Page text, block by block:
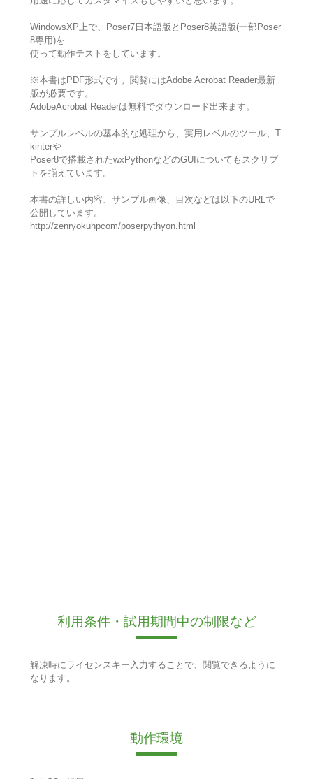
WindowsXP上で、Poser7日本語版とPoser8英語版(一部Poser
8専用)を
使って動作テストをしています。
※本書はPDF形式です。閲覧にはAdobe Acrobat Reader最新
版が必要です。
AdobeAcrobat Readerは無料でダウンロード出来ます。
サンプルレベルの基本的な処理から、実用レベルのツール、T
kinterや
Poser8で搭載されたwxPythonなどのGUIについてもスクリプ
トを揃えています。
本書の詳しい内容、サンプル画像、目次などは以下のURLで
公開しています。
http://zenryokuhpcom/poserpythyon.html
利用条件・試用期間中の制限など
解凍時にライセンスキー入力することで、閲覧できるように
なります。
動作環境